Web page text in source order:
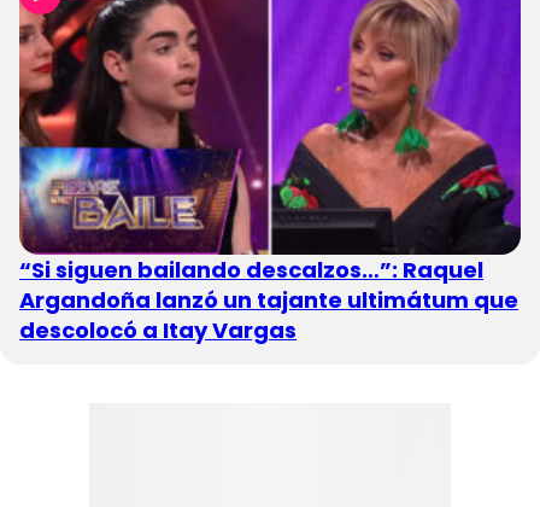
“Si siguen bailando descalzos…”: Raquel
Argandoña lanzó un tajante ultimátum que
descolocó a Itay Vargas